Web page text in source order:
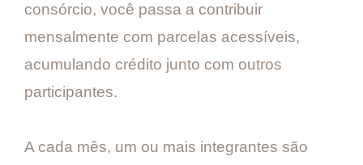
consórcio, você passa a contribuir
mensalmente com parcelas acessíveis,
acumulando crédito junto com outros
participantes.
A cada mês, um ou mais integrantes são